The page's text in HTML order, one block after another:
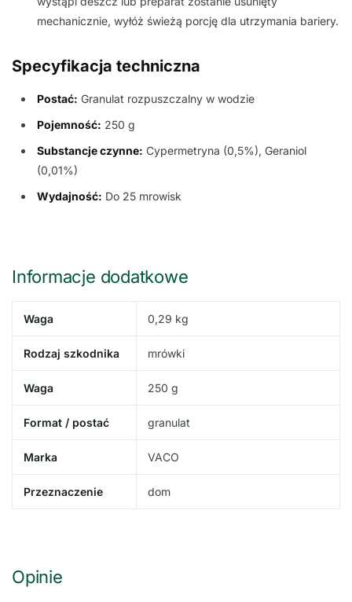
mechanicznie, wyłóż świeżą porcję dla utrzymania bariery.
Specyfikacja techniczna
Postać: Granulat rozpuszczalny w wodzie
Pojemność: 250 g
Substancje czynne: Cypermetryna (0,5%), Geraniol
(0,01%)
Wydajność: Do 25 mrowisk
Informacje dodatkowe
Waga 0,29 kg
Rodzaj szkodnika mrówki
Waga 250 g
Format / postać granulat
Marka VACO
Przeznaczenie dom
Opinie